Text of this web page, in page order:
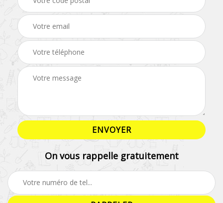
On vous rappelle gratuitement